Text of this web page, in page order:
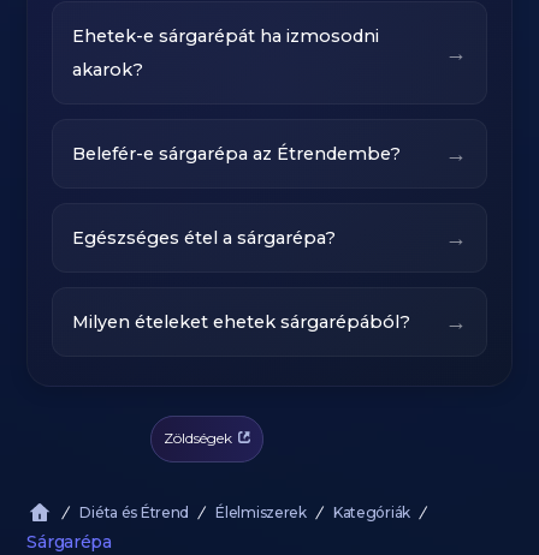
Ehetek-e sárgarépát ha izmosodni
akarok?
→
Belefér-e sárgarépa az Étrendembe? →
Egészséges étel a sárgarépa? →
Milyen ételeket ehetek sárgarépából? →
Zöldségek
Diéta és Étrend Élelmiszerek Kategóriák
Sárgarépa